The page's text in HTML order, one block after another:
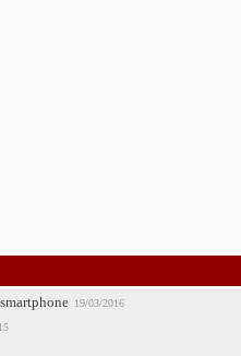
19/03/2016